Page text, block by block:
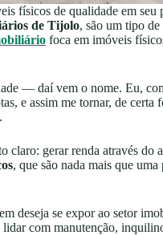
físicos de qualidade em seu
de Tijolo, são um tipo
foca em imóveis
— daí vem o nome. Eu,
e assim me tornar, de certa
gerar renda através do
, que são nada mais que
deseja se expor ao setor
com manutenção,